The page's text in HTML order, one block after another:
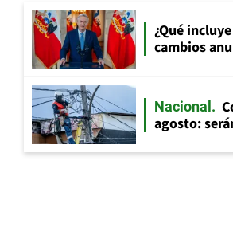
¿Qué
cambios
Nacional
agosto: